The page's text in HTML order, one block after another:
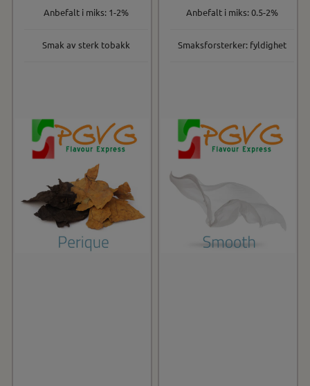
Anbefalt i miks: 1-2%
Smak av sterk tobakk
Anbefalt i miks: 0.5-2%
Smaksforsterker: fyldighet